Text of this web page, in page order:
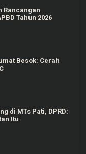
Rancangan
Tahun 2026
Besok: Cerah
di MTs Pati, DPRD:
Itu